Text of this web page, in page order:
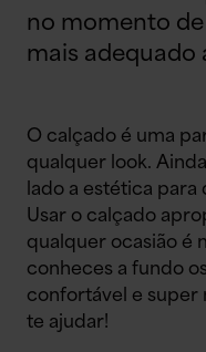
no momento
mais adequado
O calçado é uma
qualquer look.
lado a estética
Usar o calçado
qualquer ocasião é
conheces a fundo
confortável e super
te ajudar!